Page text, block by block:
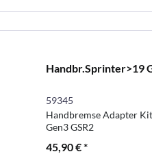
Handbr.Sprinter>19
59345
Handbremse Adapter
Gen3 GSR2
45,90 € *